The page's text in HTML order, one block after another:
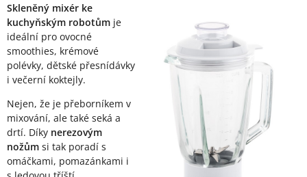
Popis produktu
Skleněný mixér ke
kuchyňským robotům je
ideální pro ovocné
smoothies, krémové
polévky, dětské přesnídávky
i večerní koktejly.
Nejen, že je přeborníkem v
mixování, ale také seká a
drtí. Díky nerezovým
nožům si tak poradí s
omáčkami, pomazánkami i